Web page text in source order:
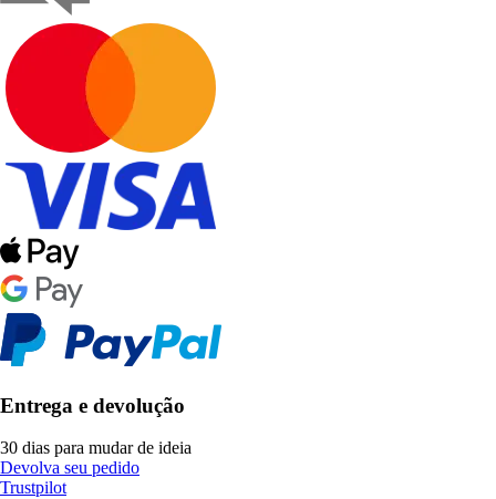
Entrega e devolução
30 dias para mudar de ideia
Devolva seu pedido
Trustpilot